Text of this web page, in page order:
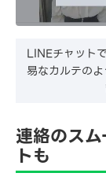
LINEチャット
易なカルテの
連絡のス
トも